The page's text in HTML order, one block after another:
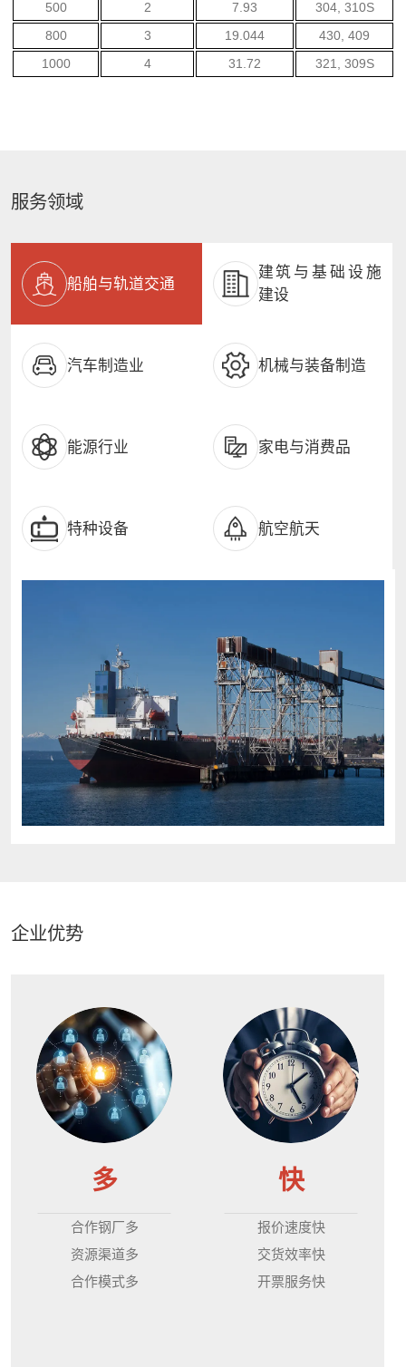
500 2 7.93
304, 310S
800
3 19.044
430, 409
1000
4 31.72 321, 309S
服务领域
船舶与轨道交通
建筑与基础设施
建设
汽车制造业 机械与装备制造
能源行业 家电与消费品
特种设备 航空航天
企业优势
多
合作钢厂多
资源渠道多
合作模式多
快
报价速度快
交货效率快
开票服务快